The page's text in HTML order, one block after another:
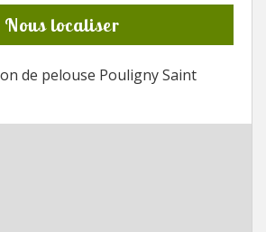
Nous localiser
de pelouse Pouligny Saint